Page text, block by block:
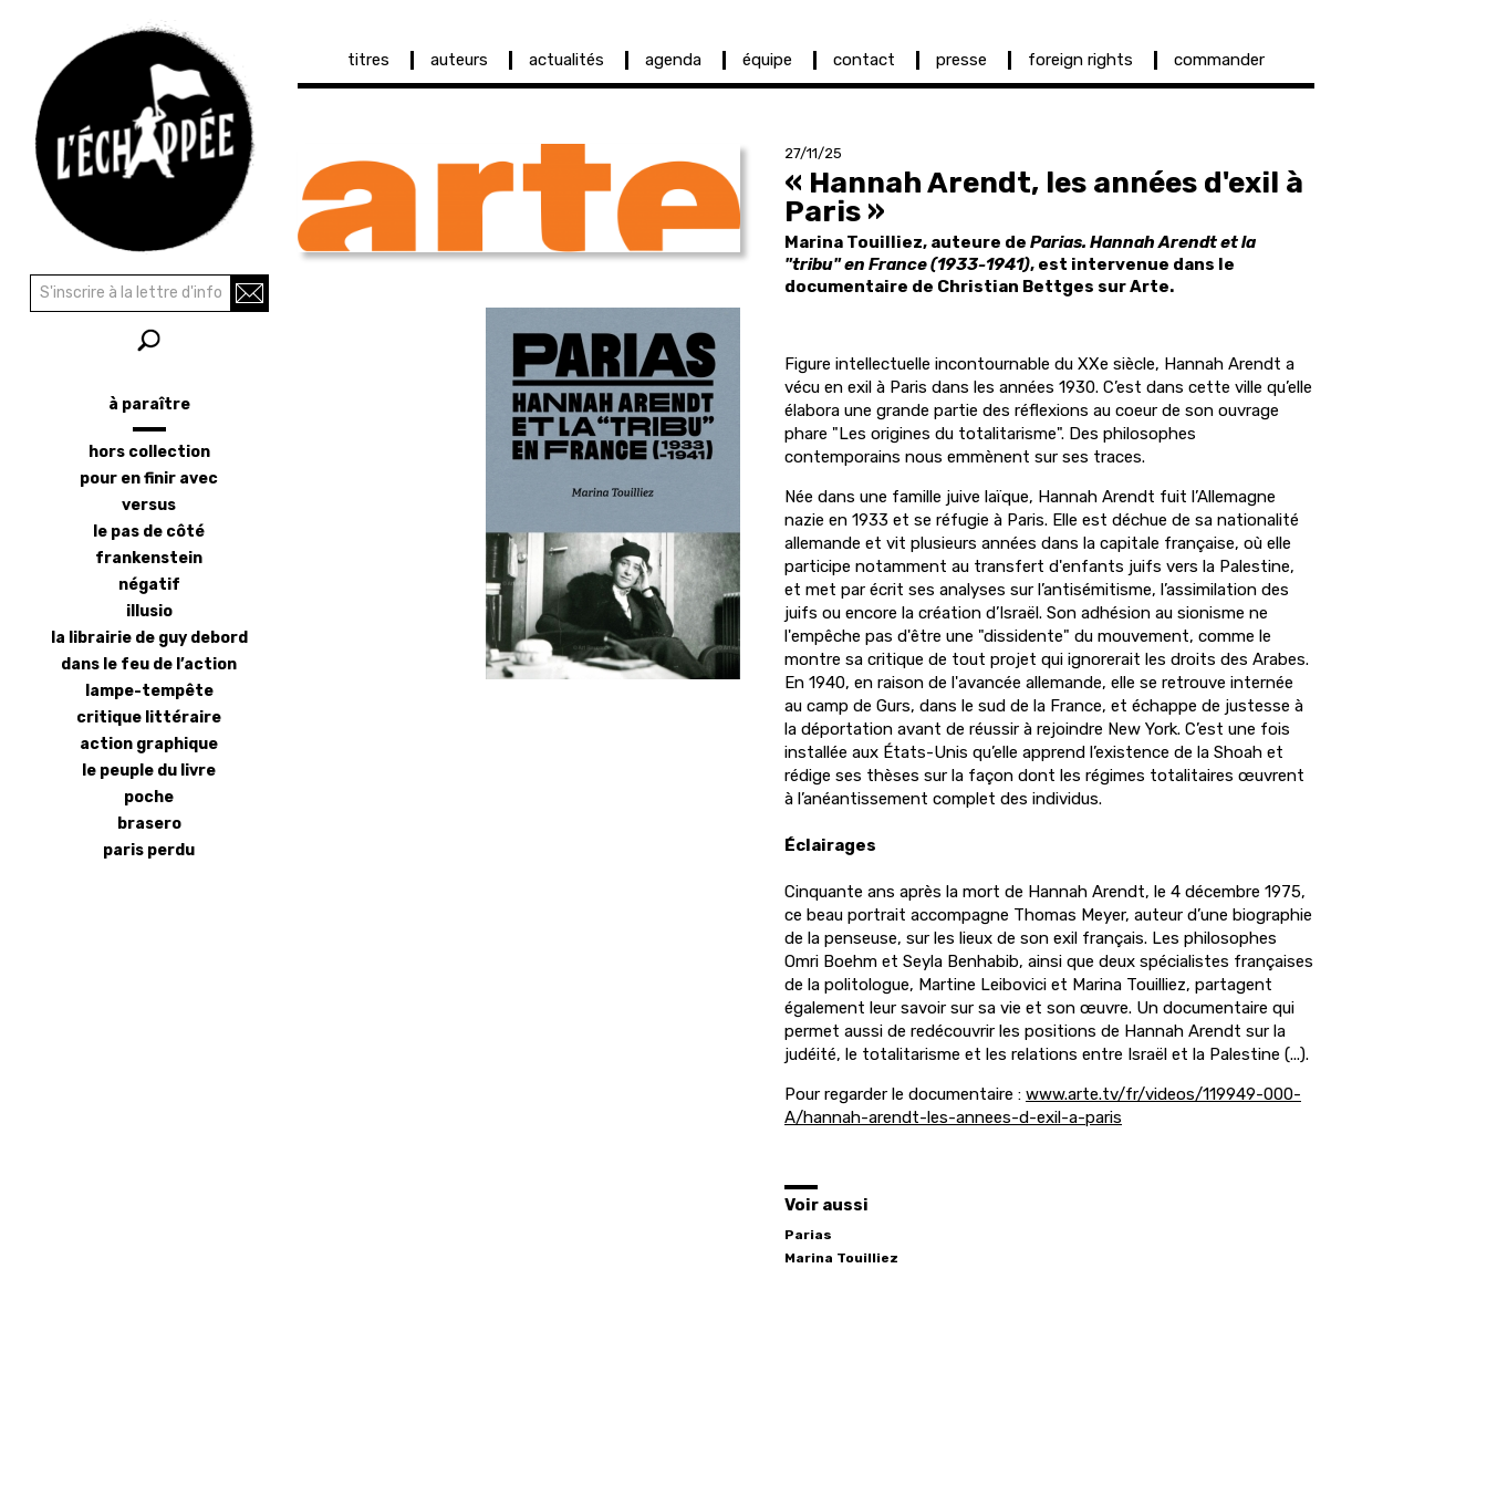
contenu
principal
principale
titres auteurs actualités agenda équipe contact presse foreign rights commander
27/11/25
« Hannah Arendt, les années d'exil à
Paris »
Marina Touilliez, auteure de Parias. Hannah Arendt et la
"tribu" en France (1933-1941), est intervenue dans le
documentaire de Christian Bettges sur Arte.
Figure intellectuelle incontournable du XXe siècle, Hannah Arendt a
vécu en exil à Paris dans les années 1930. C’est dans cette ville qu’elle
élabora une grande partie des réflexions au coeur de son ouvrage
phare "Les origines du totalitarisme". Des philosophes
contemporains nous emmènent sur ses traces.
Née dans une famille juive laïque, Hannah Arendt fuit l’Allemagne
nazie en 1933 et se réfugie à Paris. Elle est déchue de sa nationalité
allemande et vit plusieurs années dans la capitale française, où elle
participe notamment au transfert d'enfants juifs vers la Palestine,
et met par écrit ses analyses sur l’antisémitisme, l’assimilation des
juifs ou encore la création d’Israël. Son adhésion au sionisme ne
l'empêche pas d'être une "dissidente" du mouvement, comme le
montre sa critique de tout projet qui ignorerait les droits des Arabes.
En 1940, en raison de l'avancée allemande, elle se retrouve internée
au camp de Gurs, dans le sud de la France, et échappe de justesse à
la déportation avant de réussir à rejoindre New York. C’est une fois
installée aux États-Unis qu’elle apprend l’existence de la Shoah et
rédige ses thèses sur la façon dont les régimes totalitaires œuvrent
à l’anéantissement complet des individus.
Éclairages
Cinquante ans après la mort de Hannah Arendt, le 4 décembre 1975,
ce beau portrait accompagne Thomas Meyer, auteur d’une biographie
de la penseuse, sur les lieux de son exil français. Les philosophes
Omri Boehm et Seyla Benhabib, ainsi que deux spécialistes françaises
de la politologue, Martine Leibovici et Marina Touilliez, partagent
également leur savoir sur sa vie et son œuvre. Un documentaire qui
permet aussi de redécouvrir les positions de Hannah Arendt sur la
judéité, le totalitarisme et les relations entre Israël et la Palestine (...).
Pour regarder le documentaire : www.arte.tv/fr/videos/119949-000-
A/hannah-arendt-les-annees-d-exil-a-paris
Voir aussi
Parias
Marina Touilliez
Rechercher
latéral
à paraître
hors collection
pour en finir avec
versus
le pas de côté
frankenstein
négatif
illusio
la librairie de guy debord
dans le feu de l’action
lampe-tempête
critique littéraire
action graphique
le peuple du livre
poche
brasero
paris perdu